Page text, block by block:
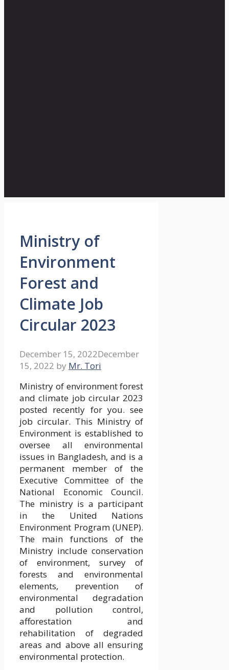
Ministry of
Environment
Forest and
Climate Job
Circular 2023
December 15, 2022December
15, 2022 by Mr. Tori
Ministry of environment forest
and climate job circular 2023
posted recently for you. see
job circular. This Ministry of
Environment is established to
oversee all environmental
issues in Bangladesh, and is a
permanent member of the
Executive Committee of the
National Economic Council.
The ministry is a participant
in the United Nations
Environment Program (UNEP).
The main functions of the
Ministry include conservation
of environment, survey of
forests and environmental
elements, prevention of
environmental degradation
and pollution control,
afforestation and
rehabilitation of degraded
areas and above all ensuring
environmental protection.